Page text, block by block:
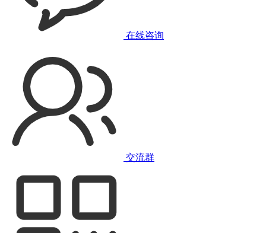
在线咨询
交流群